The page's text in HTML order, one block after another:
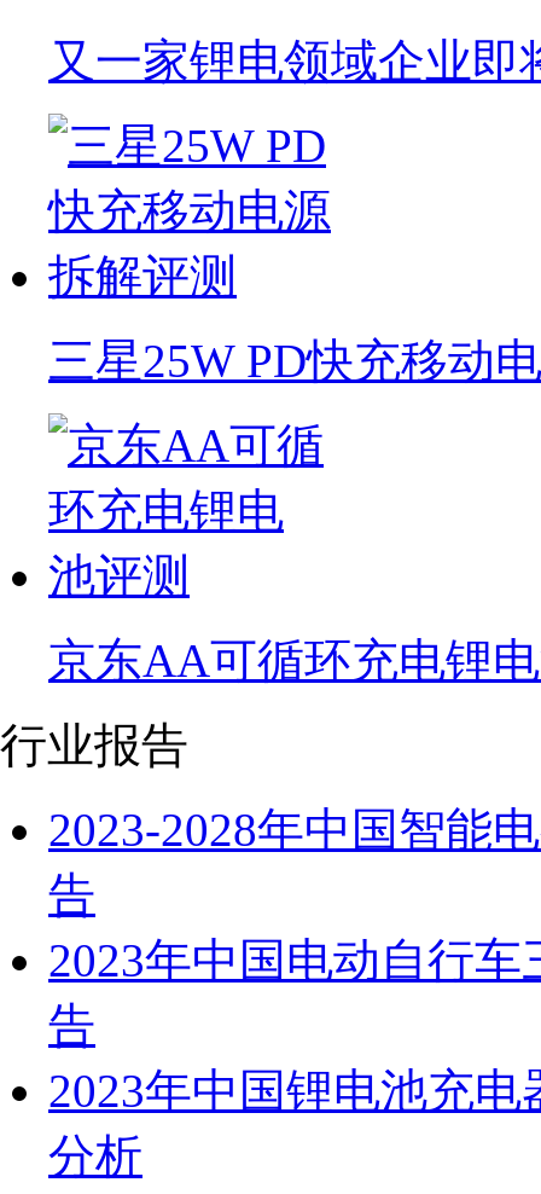
又一家锂电领域企业即
三星25W PD快充移动
京东AA可循环充电锂
行业报告
2023-2028年中国智能
告
2023年中国电动自行
告
2023年中国锂电池充
分析